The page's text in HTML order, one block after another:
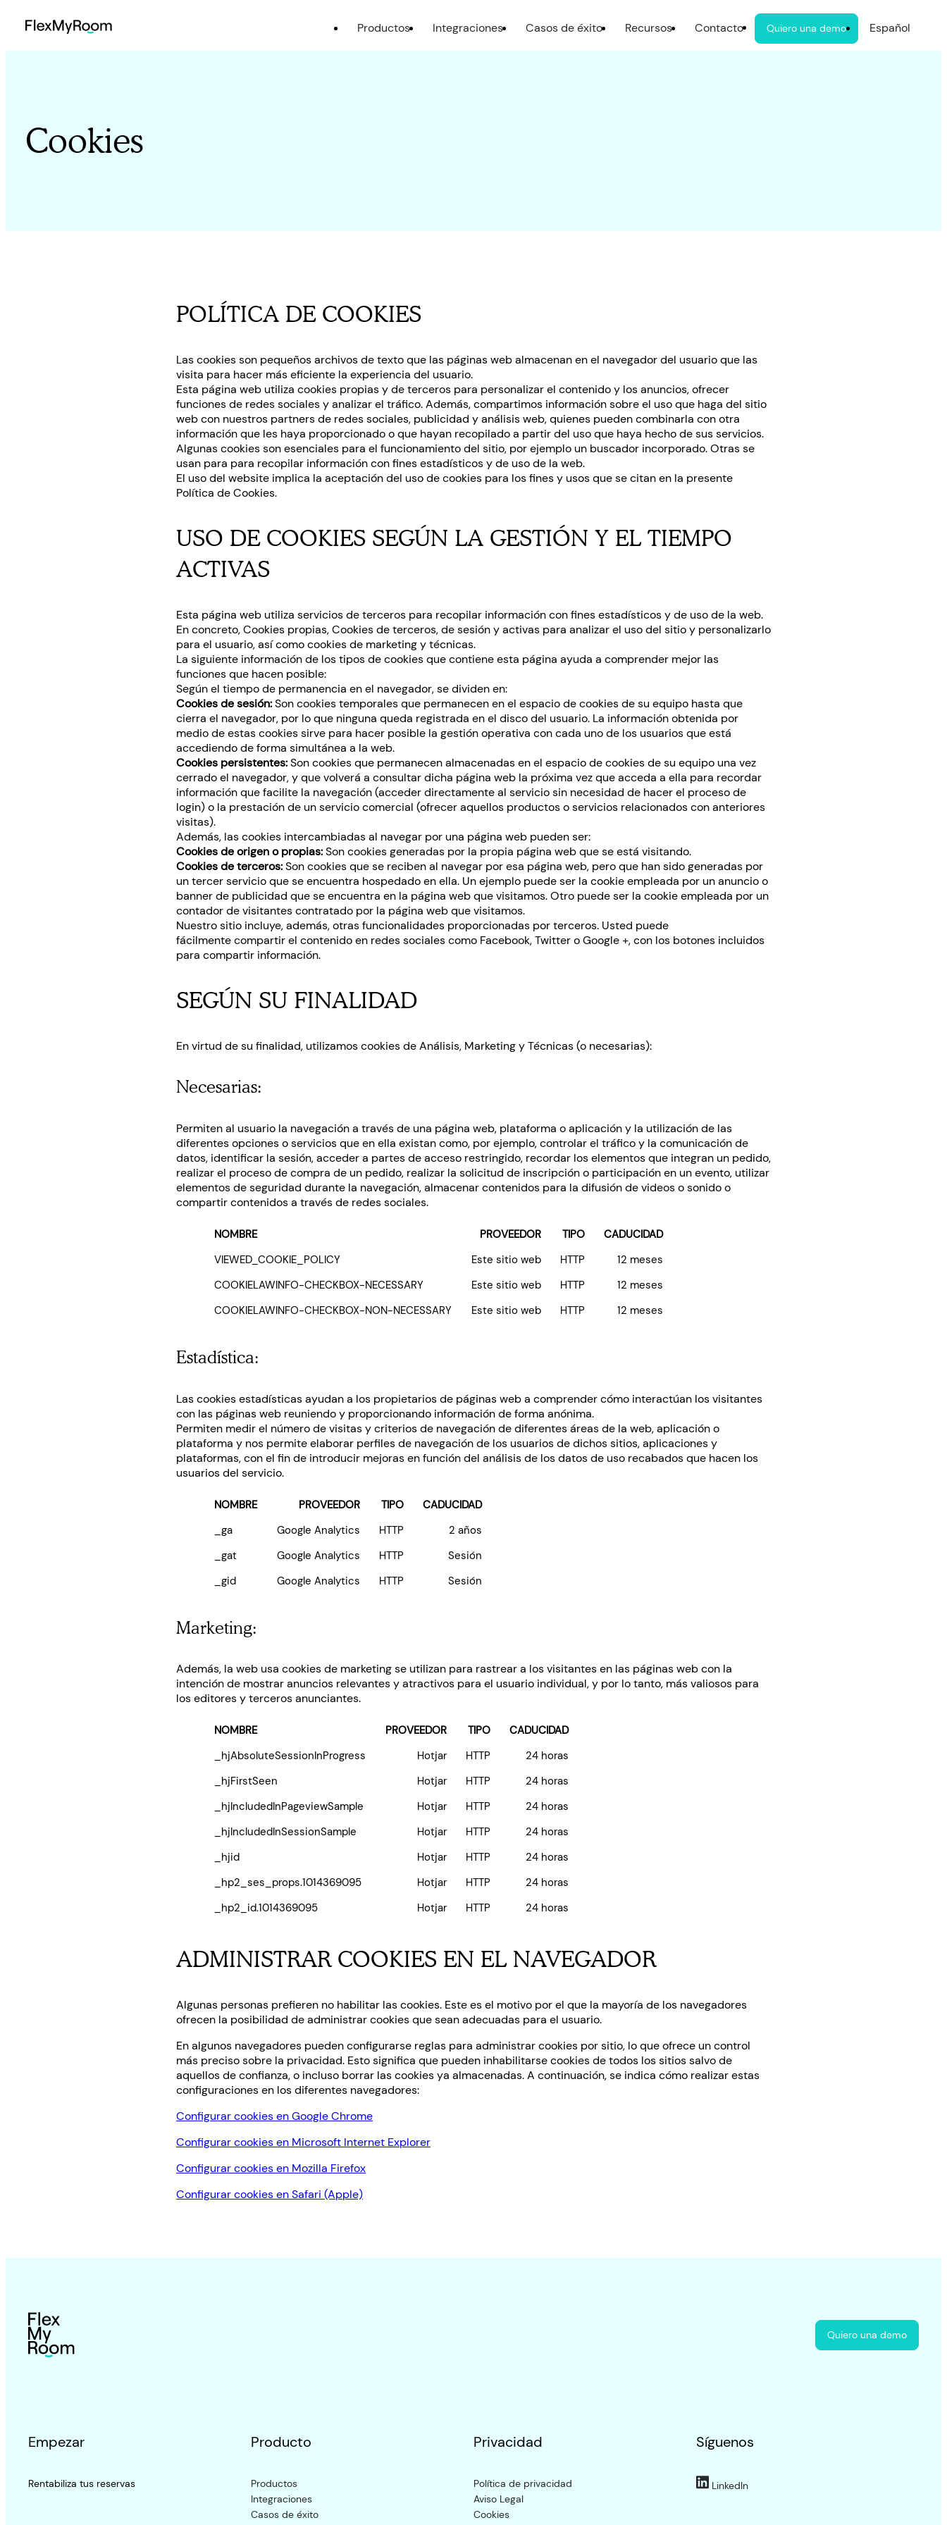
Productos
Integraciones Casos de éxito Recursos Contacto Quiero una demo Español
Cookies
POLÍTICA DE COOKIES
Las cookies son pequeños archivos de texto que las páginas web almacenan en el navegador del usuario que las
visita para hacer más eficiente la experiencia del usuario.
Esta página web utiliza cookies propias y de terceros para personalizar el contenido y los anuncios, ofrecer
funciones de redes sociales y analizar el tráfico. Además, compartimos información sobre el uso que haga del sitio
web con nuestros partners de redes sociales, publicidad y análisis web, quienes pueden combinarla con otra
información que les haya proporcionado o que hayan recopilado a partir del uso que haya hecho de sus servicios.
Algunas cookies son esenciales para el funcionamiento del sitio, por ejemplo un buscador incorporado. Otras se
usan para para recopilar información con fines estadísticos y de uso de la web.
El uso del website implica la aceptación del uso de cookies para los fines y usos que se citan en la presente
Política de Cookies.
USO DE COOKIES SEGÚN LA GESTIÓN Y EL TIEMPO
ACTIVAS
Esta página web utiliza servicios de terceros para recopilar información con fines estadísticos y de uso de la web.
En concreto, Cookies propias, Cookies de terceros, de sesión y activas para analizar el uso del sitio y personalizarlo
para el usuario, así como cookies de marketing y técnicas.
La siguiente información de los tipos de cookies que contiene esta página ayuda a comprender mejor las
funciones que hacen posible:
Según el tiempo de permanencia en el navegador, se dividen en:
Cookies de sesión:Son cookies temporales que permanecen en el espacio de cookies de su equipo hasta que
cierra el navegador, por lo que ninguna queda registrada en el disco del usuario. La información obtenida por
medio de estas cookies sirve para hacer posible la gestión operativa con cada uno de los usuarios que está
accediendo de forma simultánea a la web.
Cookies persistentes:Son cookies que permanecen almacenadas en el espacio de cookies de su equipo una vez
cerrado el navegador, y que volverá a consultar dicha página web la próxima vez que acceda a ella para recordar
información que facilite la navegación (acceder directamente al servicio sin necesidad de hacer el proceso de
login) o la prestación de un servicio comercial (ofrecer aquellos productos o servicios relacionados con anteriores
visitas).
Además, las cookies intercambiadas al navegar por una página web pueden ser:
Cookies de origen o propias:Son cookies generadas por la propia página web que se está visitando.
Cookies de terceros:Son cookies que se reciben al navegar por esa página web, pero que han sido generadas por
un tercer servicio que se encuentra hospedado en ella. Un ejemplo puede ser la cookie empleada por un anuncio o
banner de publicidad que se encuentra en la página web que visitamos. Otro puede ser la cookie empleada por un
contador de visitantes contratado por la página web que visitamos.
Nuestro sitio incluye, además, otras funcionalidades proporcionadas por terceros. Usted puede
fácilmente compartir el contenido en redes sociales como Facebook, Twitter o Google +, con los botones incluidos
para compartir información.
SEGÚN SU FINALIDAD
En virtud de su finalidad, utilizamos cookies de Análisis, Marketing y Técnicas (o necesarias):
Necesarias:
Permiten al usuario la navegación a través de una página web, plataforma o aplicación y la utilización de las
diferentes opciones o servicios que en ella existan como, por ejemplo, controlar el tráfico y la comunicación de
datos, identificar la sesión, acceder a partes de acceso restringido, recordar los elementos que integran un pedido,
realizar el proceso de compra de un pedido, realizar la solicitud de inscripción o participación en un evento, utilizar
elementos de seguridad durante la navegación, almacenar contenidos para la difusión de videos o sonido o
compartir contenidos a través de redes sociales.
NOMBRE PROVEEDOR TIPO
CADUCIDAD
VIEWED_COOKIE_POLICY
Este sitio web HTTP
12 meses
COOKIELAWINFO-CHECKBOX-NECESSARY
Este sitio web HTTP
12 meses
COOKIELAWINFO-CHECKBOX-NON-NECESSARY
Este sitio web HTTP 12 meses
Estadística:
Las cookies estadísticas ayudan a los propietarios de páginas web a comprender cómo interactúan los visitantes
con las páginas web reuniendo y proporcionando información de forma anónima.
Permiten medir el número de visitas y criterios de navegación de diferentes áreas de la web, aplicación o
plataforma y nos permite elaborar perfiles de navegación de los usuarios de dichos sitios, aplicaciones y
plataformas, con el fin de introducir mejoras en función del análisis de los datos de uso recabados que hacen los
usuarios del servicio.
NOMBRE PROVEEDOR TIPO
CADUCIDAD
_ga
Google Analytics HTTP
2 años
_gat
Google Analytics HTTP
Sesión
_gid
Google Analytics HTTP Sesión
Marketing:
Además, la web usa cookies de marketing se utilizan para rastrear a los visitantes en las páginas web con la
intención de mostrar anuncios relevantes y atractivos para el usuario individual, y por lo tanto, más valiosos para
los editores y terceros anunciantes.
NOMBRE PROVEEDOR TIPO
CADUCIDAD
_hjAbsoluteSessionInProgress
Hotjar HTTP
24 horas
_hjFirstSeen
Hotjar HTTP
24 horas
_hjIncludedInPageviewSample
Hotjar HTTP
24 horas
_hjIncludedInSessionSample
Hotjar HTTP
24 horas
_hjid
Hotjar HTTP
24 horas
_hp2_ses_props.1014369095
Hotjar HTTP
24 horas
_hp2_id.1014369095
Hotjar HTTP 24 horas
ADMINISTRAR COOKIES EN EL NAVEGADOR
Algunas personas prefieren no habilitar las cookies. Este es el motivo por el que la mayoría de los navegadores
ofrecen la posibilidad de administrar cookies que sean adecuadas para el usuario.
En algunos navegadores pueden configurarse reglas para administrar cookies por sitio, lo que ofrece un control
más preciso sobre la privacidad. Esto significa que pueden inhabilitarse cookies de todos los sitios salvo de
aquellos de confianza, o incluso borrar las cookies ya almacenadas. A continuación, se indica cómo realizar estas
configuraciones en los diferentes navegadores:
Configurar cookies en Google Chrome
Configurar cookies en Microsoft Internet Explorer
Configurar cookies en Mozilla Firefox
Configurar cookies en Safari (Apple)
Quiero una demo
Empezar
Rentabiliza tus reservas
Producto
Productos
Integraciones
Casos de éxito
Privacidad
Política de privacidad
Aviso Legal
Cookies
Síguenos
LinkedIn